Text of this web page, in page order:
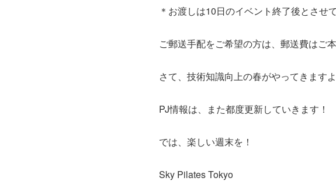
＊お渡しは10日のイベント終了後とさせ
ご郵送手配をご希望の方は、郵送費はご
さて、技術知識向上の春がやってきますよ
PJ情報は、また都度更新していきます！
では、楽しい週末を！
Sky Pilates Tokyo